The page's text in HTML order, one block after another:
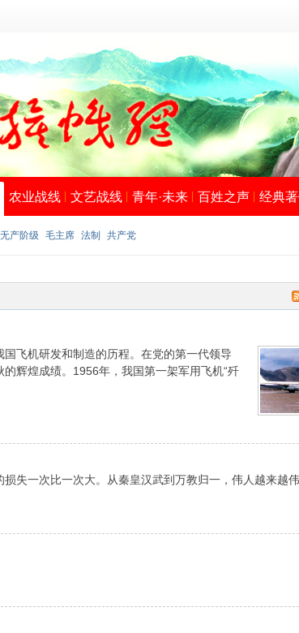
农业战线 文艺战线 青年·未来 百姓之声 经典
无产阶级 毛主席 法制 共产党
飞机研发和制造的历程。在党的第一代领导
辉煌成绩。1956年，我国第一架军用飞机“歼
失一次比一次大。从秦皇汉武到万教归一，伟人越来越伟